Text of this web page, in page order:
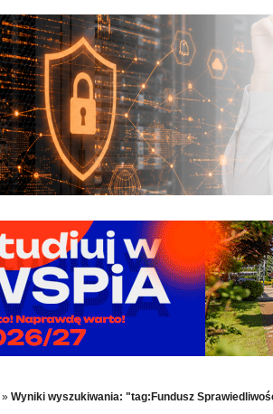
» Wyniki wyszukiwania: "tag:Fundusz